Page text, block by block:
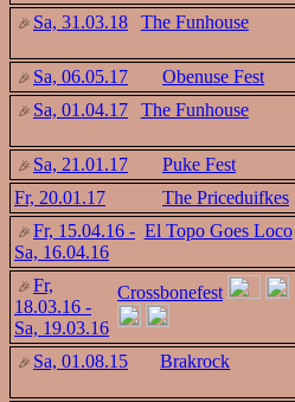
Sa, 31.03.18
The Funhouse
Sa, 06.05.17
Obenuse Fest
Sa, 01.04.17
The Funhouse
Sa, 21.01.17
Puke Fest
Fr, 20.01.17
The Priceduifkes
Fr, 15.04.16 -
Sa, 16.04.16
El Topo Goes Loco
Fr,
18.03.16 -
Sa, 19.03.16
Crossbonefest
Sa, 01.08.15 Brakrock